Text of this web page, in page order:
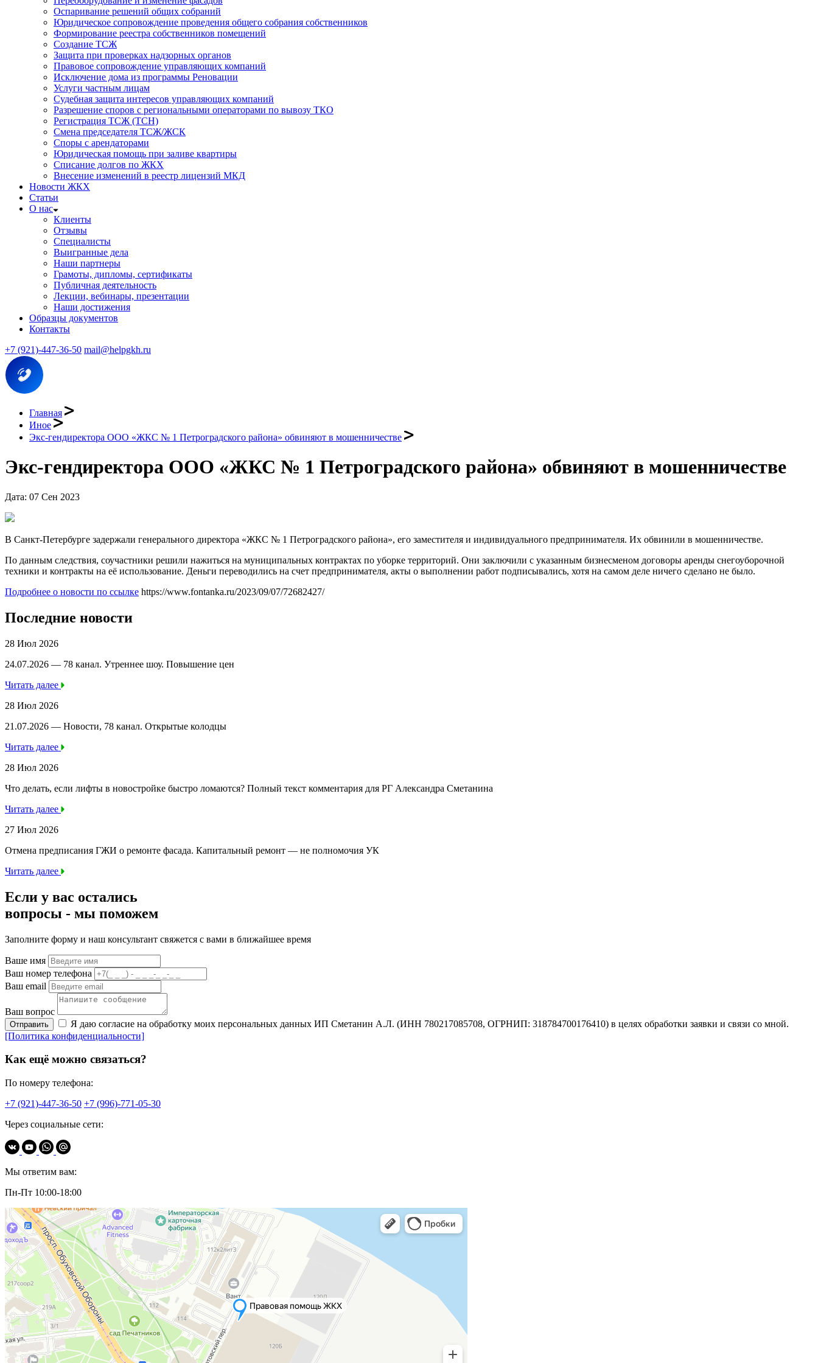
Оспаривание решений общих собраний
Юридическое сопровождение проведения общего собрания собственников
Формирование реестра собственников помещений
Создание ТСЖ
Защита при проверках надзорных органов
Правовое сопровождение управляющих компаний
Исключение дома из программы Реновации
Услуги частным лицам
Судебная защита интересов управляющих компаний
Разрешение споров с региональными операторами по вывозу ТКО
Регистрация ТСЖ (ТСН)
Смена председателя ТСЖ/ЖСК
Споры с арендаторами
Юридическая помощь при заливе квартиры
Списание долгов по ЖКХ
Внесение изменений в реестр лицензий МКД
Новости ЖКХ
Статьи
О нас
Клиенты
Отзывы
Специалисты
Выигранные дела
Наши партнеры
Грамоты, дипломы, сертификаты
Публичная деятельность
Лекции, вебинары, презентации
Наши достижения
Образцы документов
Контакты
+7 (921)-447-36-50 mail@helpgkh.ru
Главная
Иное
Экс-гендиректора ООО «ЖКС № 1 Петроградского района» обвиняют в мошенничестве
Экс-гендиректора ООО «ЖКС № 1 Петроградского района» обвиняют в мошенничестве
Дата: 07 Сен 2023
В Санкт-Петербурге задержали генерального директора «ЖКС № 1 Петроградского района», его заместителя и индивидуального предпринимателя. Их обвинили в мошенничестве.
По данным следствия, соучастники решили нажиться на муниципальных контрактах по уборке территорий. Они заключили с указанным бизнесменом договоры аренды снегоуборочной
техники и контракты на её использование. Деньги переводились на счет предпринимателя, акты о выполнении работ подписывались, хотя на самом деле ничего сделано не было.
Подробнее о новости по ссылке https://www.fontanka.ru/2023/09/07/72682427/
Последние новости
28 Июл 2026
24.07.2026 — 78 канал. Утреннее шоу. Повышение цен
Читать далее
28 Июл 2026
21.07.2026 — Новости, 78 канал. Открытые колодцы
Читать далее
28 Июл 2026
Что делать, если лифты в новостройке быстро ломаются? Полный текст комментария для РГ Александра Сметанина
Читать далее
27 Июл 2026
Отмена предписания ГЖИ о ремонте фасада. Капитальный ремонт — не полномочия УК
Читать далее
Если у вас остались
вопросы - мы поможем
Заполните форму и наш консультант свяжется с вами в ближайшее время
Ваше имя
Ваш номер телефона
Ваш email
Ваш вопрос
Отправить
Я даю согласие на обработку моих персональных данных ИП Сметанин А.Л. (ИНН 780217085708, ОГРНИП: 318784700176410) в целях обработки заявки и связи со мной.
[Политика конфиденциальности]
Как ещё можно связаться?
По номеру телефона:
+7 (921)-447-36-50 +7 (996)-771-05-30
Через социальные сети:
Мы ответим вам:
Пн-Пт 10:00-18:00